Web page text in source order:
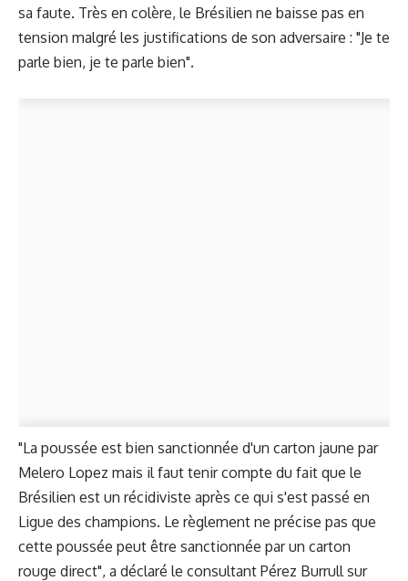
sa faute. Très en colère, le Brésilien ne baisse pas en
tension malgré les justifications de son adversaire : "Je te
parle bien, je te parle bien".
"La poussée est bien sanctionnée d'un carton jaune par
Melero Lopez mais il faut tenir compte du fait que le
Brésilien est un récidiviste après ce qui s'est passé en
Ligue des champions. Le règlement ne précise pas que
cette poussée peut être sanctionnée par un carton
rouge direct", a déclaré le consultant Pérez Burrull sur